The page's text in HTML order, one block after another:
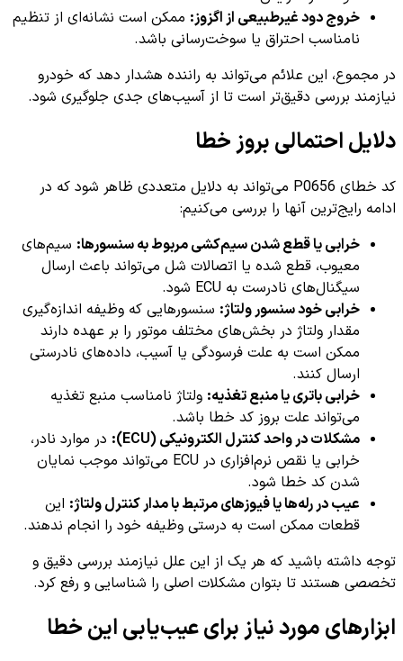
خروج دود غیرطبیعی از اگزوز: ممکن است نشانه‌ای از تنظیم
نامناسب احتراق یا سوخت‌رسانی باشد.
در مجموع، این علائم می‌تواند به راننده هشدار دهد که خودرو
نیازمند بررسی دقیق‌تر است تا از آسیب‌های جدی جلوگیری شود.
دلایل احتمالی بروز خطا
کد خطای P0656 می‌تواند به دلایل متعددی ظاهر شود که در
ادامه رایج‌ترین آنها را بررسی می‌کنیم:
خرابی یا قطع شدن سیم‌کشی مربوط به سنسورها: سیم‌های
معیوب، قطع شده یا اتصالات شل می‌تواند باعث ارسال
سیگنال‌های نادرست به ECU شود.
خرابی خود سنسور ولتاژ: سنسورهایی که وظیفه اندازه‌گیری
مقدار ولتاژ در بخش‌های مختلف موتور را بر عهده دارند
ممکن است به علت فرسودگی یا آسیب، داده‌های نادرستی
ارسال کنند.
خرابی باتری یا منبع تغذیه: ولتاژ نامناسب منبع تغذیه
می‌تواند علت بروز کد خطا باشد.
مشکلات در واحد کنترل الکترونیکی (ECU):
در موارد نادر،
خرابی یا نقص نرم‌افزاری در ECU می‌تواند موجب نمایان
شدن کد خطا شود.
عیب در رله‌ها یا فیوزهای مرتبط با مدار کنترل ولتاژ: این
قطعات ممکن است به درستی وظیفه خود را انجام ندهند.
توجه داشته باشید که هر یک از این علل نیازمند بررسی دقیق و
تخصصی هستند تا بتوان مشکلات اصلی را شناسایی و رفع کرد.
ابزارهای مورد نیاز برای عیب‌یابی این خطا